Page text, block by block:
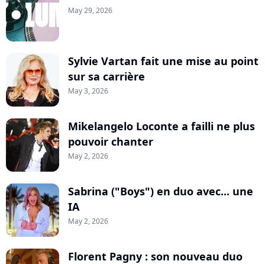
May 29, 2026
Sylvie Vartan fait une mise au point
sur sa carrière
May 3, 2026
Mikelangelo Loconte a failli ne plus
pouvoir chanter
May 2, 2026
Sabrina ("Boys") en duo avec... une
IA
May 2, 2026
Florent Pagny : son nouveau duo